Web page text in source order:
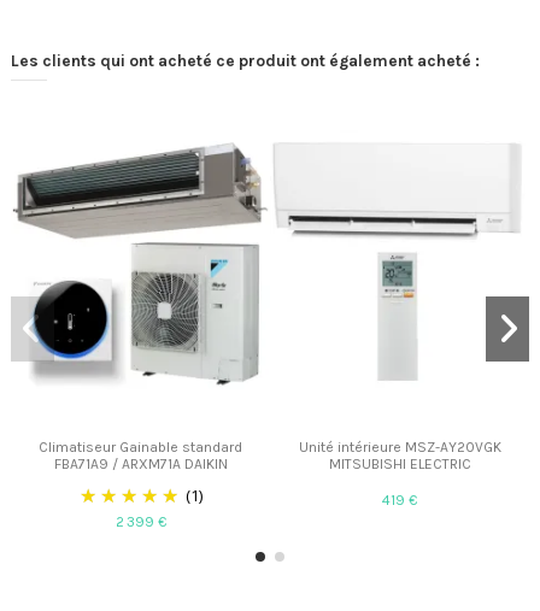
Les clients qui ont acheté ce produit ont également acheté :
Climatiseur Gainable standard
FBA71A9 / ARXM71A DAIKIN
(1)
2 399 €
Unité intérieure MSZ-AY20VGK
MITSUBISHI ELECTRIC
419 €